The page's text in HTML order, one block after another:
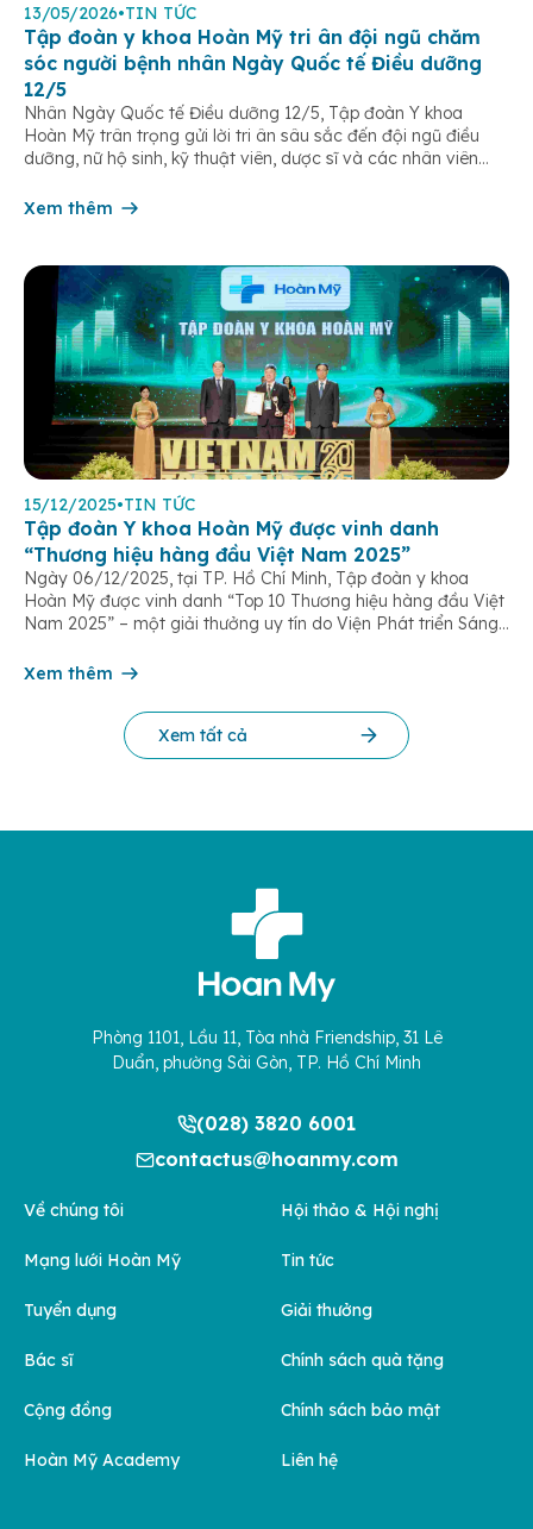
13/05/2026•TIN TỨC
Tập đoàn y khoa Hoàn Mỹ tri ân đội ngũ chăm
sóc người bệnh nhân Ngày Quốc tế Điều dưỡng
12/5
Nhân Ngày Quốc tế Điều dưỡng 12/5, Tập đoàn Y khoa
Hoàn Mỹ trân trọng gửi lời tri ân sâu sắc đến đội ngũ điều
dưỡng, nữ hộ sinh, kỹ thuật viên, dược sĩ và các nhân viên
âm thầm đồng hành trên […]
Xem thêm
15/12/2025•TIN TỨC
Tập đoàn Y khoa Hoàn Mỹ được vinh danh
“Thương hiệu hàng đầu Việt Nam 2025”
Ngày 06/12/2025, tại TP. Hồ Chí Minh, Tập đoàn y khoa
Hoàn Mỹ được vinh danh “Top 10 Thương hiệu hàng đầu Việt
Nam 2025” – một giải thưởng uy tín do Viện Phát triển Sáng
cứu Phát triển Doanh nghiệp Châu Á […]
Xem thêm
Xem tất cả
Phòng 1101, Lầu 11, Tòa nhà Friendship, 31 Lê
Duẩn, phường Sài Gòn, TP. Hồ Chí Minh
(028) 3820 6001
contactus@hoanmy.com
Về chúng tôi
Mạng lưới Hoàn Mỹ
Tuyển dụng
Bác sĩ
Cộng đồng
Hoàn Mỹ Academy
Hội thảo & Hội nghị
Tin tức
Giải thưởng
Chính sách quà tặng
Chính sách bảo mật
Liên hệ